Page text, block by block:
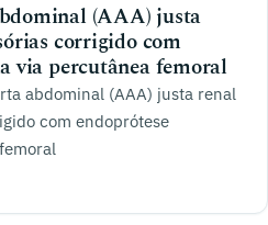
(AAA) justa
corrigido com
via percutânea femoral
abdominal (AAA) justa renal
com endoprótese